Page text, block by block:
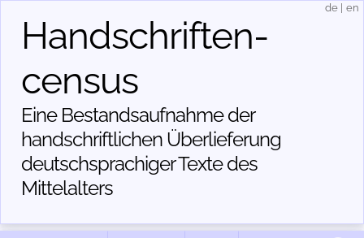
Handschriften­
census
Eine Bestandsaufnahme der
handschriftlichen Über­lieferung
deutschsprachiger Texte des
Mittelalters
de en